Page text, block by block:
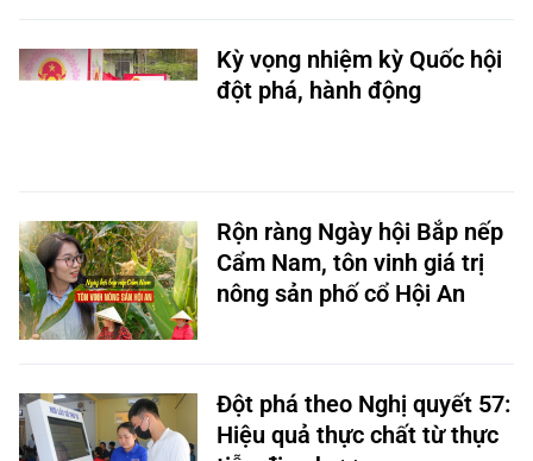
Kỳ vọng nhiệm kỳ Quốc hội
đột phá, hành động
Rộn ràng Ngày hội Bắp nếp
Cẩm Nam, tôn vinh giá trị
nông sản phố cổ Hội An
Đột phá theo Nghị quyết 57:
Hiệu quả thực chất từ thực